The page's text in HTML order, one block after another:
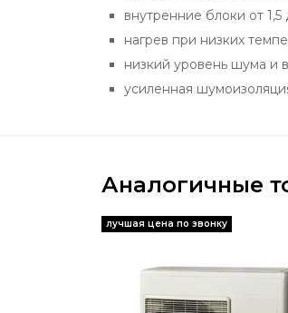
внутренние блоки от 1,5
нагрев при низких
низкий уровень шума и
усиленная
Аналогичные